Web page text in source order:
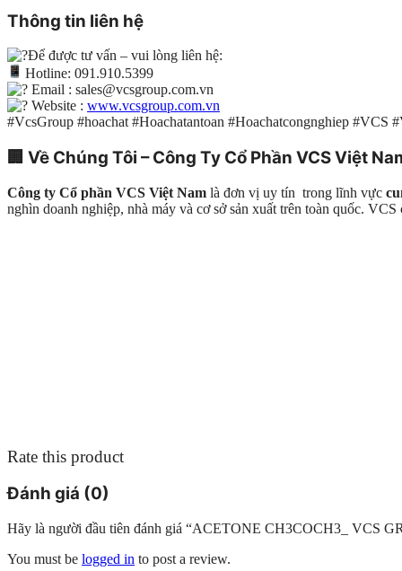
Thông tin liên hệ
Để được tư vấn – vui lòng liên hệ:
Hotline: 091.910.5399
Email : sales@vcsgroup.com.vn
Website : www.vcsgroup.com.vn
#VcsGroup #hoachat #Hoachatantoan #Hoachatcongnghiep #VCS
🏢 Về Chúng Tôi – Công Ty Cổ Phần VCS Việt
Công ty Cổ phần VCS Việt Nam là đơn vị uy tín trong lĩnh vực
nghìn doanh nghiệp, nhà máy và cơ sở sản xuất trên toàn quốc.
Rate this product
Đánh giá (0)
Hãy là người đầu tiên đánh giá “ACETONE CH3COCH3_ VCS
You must be logged in to post a review.